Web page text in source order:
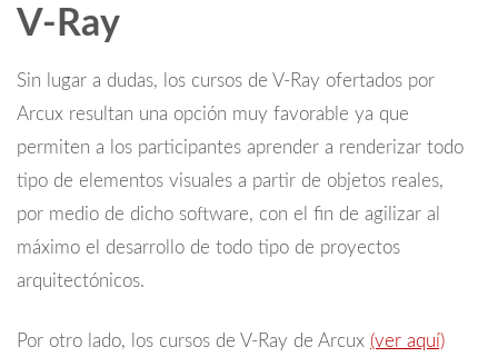
V-Ray
Sin lugar a dudas, los cursos de V-Ray ofertados por
Arcux resultan una opción muy favorable ya que
permiten a los participantes aprender a renderizar todo
tipo de elementos visuales a partir de objetos reales,
por medio de dicho software, con el fin de agilizar al
máximo el desarrollo de todo tipo de proyectos
arquitectónicos.
Por otro lado, los cursos de V-Ray de Arcux (ver aquí)